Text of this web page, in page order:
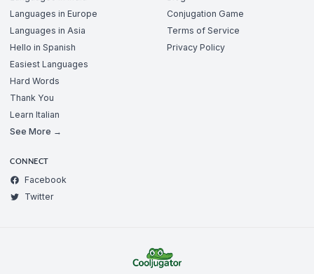
Languages in Europe
Languages in Asia
Hello in Spanish
Easiest Languages
Hard Words
Thank You
Learn Italian
See More →
Conjugation Game
Terms of Service
Privacy Policy
CONNECT
Facebook
Twitter